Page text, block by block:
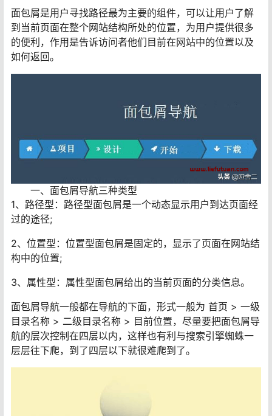
面包屑是用户寻找路径最为主要的组件，可以让用户了解
到当前页面在整个网站结构所处的位置，为用户提供很多
的便利，作用是告诉访问者他们目前在网站中的位置以及
如何返回。
一、面包屑导航三种类型
1、路径型：路径型面包屑是一个动态显示用户到达页面经
过的途径;
2、位置型：位置型面包屑是固定的，显示了页面在网站结
构中的位置;
3、属性型：属性型面包屑给出的当前页面的分类信息。
面包屑导航一般都在导航的下面，形式一般为 首页 > 一级
目录名称 > 二级目录名称 > 目前位置，尽量要把面包屑导
航的层次控制在四层以内，这样也有利与搜索引擎蜘蛛一
层层往下爬，到了四层以下就很难爬到了。